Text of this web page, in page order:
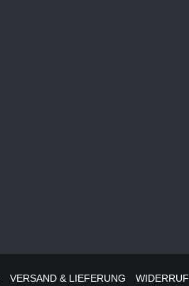
VERSAND & LIEFERUNG WIDERRUF